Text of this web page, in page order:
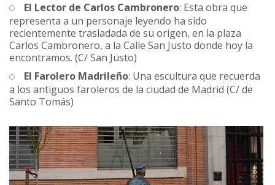
El Lector de Carlos Cambronero: Esta obra que
representa a un personaje leyendo ha sido
recientemente trasladada de su origen, en la plaza
Carlos Cambronero, a la Calle San Justo donde hoy la
encontramos. (C/ San Justo)
El Farolero Madrileño: Una escultura que recuerda
a los antiguos faroleros de la ciudad de Madrid (C/ de
Santo Tomás)